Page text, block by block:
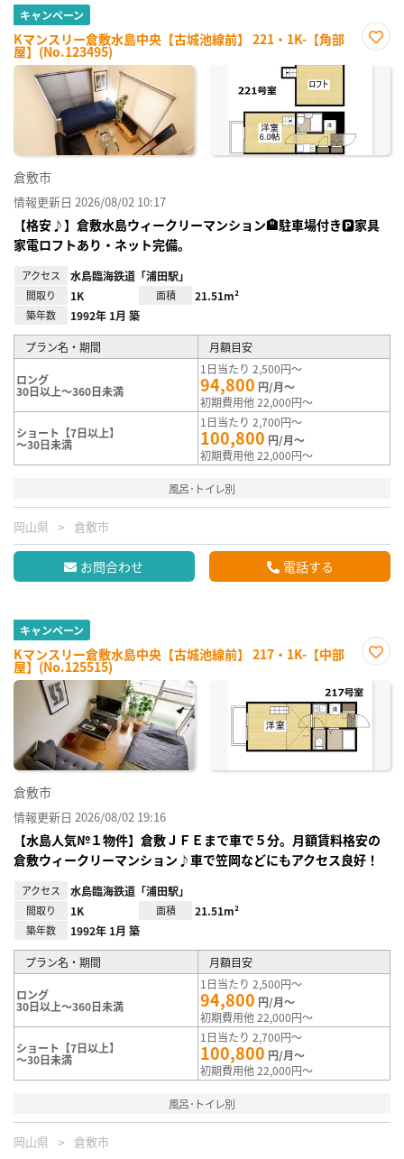
キャンペーン
Kマンスリー倉敷水島中央【古城池線前】 221・1K-【角部
屋】(No.123495)
に入
倉敷市
情報更新日 2026/08/02 10:17
【格安♪】倉敷水島ウィークリーマンション🏨駐車場付き🅿家具
家電ロフトあり・ネット完備。
アクセス 水島臨海鉄道「浦田駅」
間取り 1K 面積 21.51m²
築年数 1992年 1月 築
プラン名・期間 月額目安
ロング
30日以上～360日未満
1日当たり 2,500円～
94,800 円/月～
初期費用他 22,000円～
ショート【7日以上】
～30日未満
1日当たり 2,700円～
100,800 円/月～
初期費用他 22,000円～
風呂･トイレ別
岡山県 倉敷市
お問合わせ 電話する
キャンペーン
Kマンスリー倉敷水島中央【古城池線前】 217・1K-【中部
屋】(No.125515)
に入
り登
倉敷市
情報更新日 2026/08/02 19:16
【水島人気№１物件】倉敷ＪＦＥまで車で５分。月額賃料格安の
倉敷ウィークリーマンション♪車で笠岡などにもアクセス良好！
アクセス 水島臨海鉄道「浦田駅」
間取り 1K 面積 21.51m²
築年数 1992年 1月 築
プラン名・期間 月額目安
ロング
30日以上～360日未満
1日当たり 2,500円～
94,800 円/月～
初期費用他 22,000円～
ショート【7日以上】
～30日未満
1日当たり 2,700円～
100,800 円/月～
初期費用他 22,000円～
風呂･トイレ別
岡山県 倉敷市